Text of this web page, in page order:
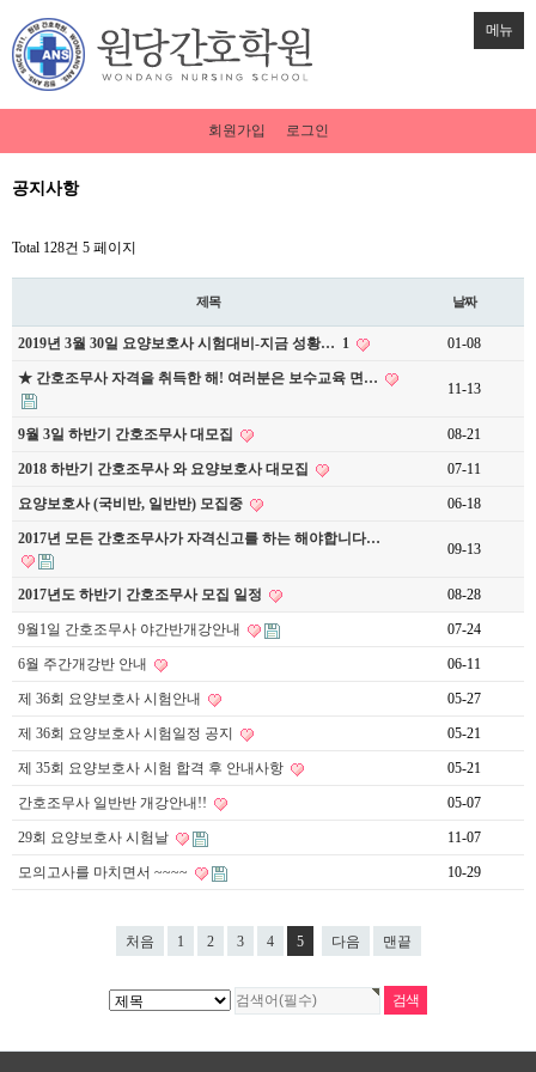
메뉴
회원가입 로그인
공지사항
Total 128건 5 페이지
제목 날짜
2019년 3월 30일 요양보호사 시험대비-지금 성황… 1 01-08
★ 간호조무사 자격을 취득한 해! 여러분은 보수교육 면…
11-13
9월 3일 하반기 간호조무사 대모집 08-21
2018 하반기 간호조무사 와 요양보호사 대모집 07-11
요양보호사 (국비반, 일반반) 모집중 06-18
2017년 모든 간호조무사가 자격신고를 하는 해야합니다…
09-13
2017년도 하반기 간호조무사 모집 일정 08-28
9월1일 간호조무사 야간반개강안내 07-24
6월 주간개강반 안내 06-11
제 36회 요양보호사 시험안내 05-27
제 36회 요양보호사 시험일정 공지 05-21
제 35회 요양보호사 시험 합격 후 안내사항 05-21
간호조무사 일반반 개강안내!! 05-07
29회 요양보호사 시험날 11-07
모의고사를 마치면서 ~~~~ 10-29
처음 1 2 3 4 5 다음 맨끝